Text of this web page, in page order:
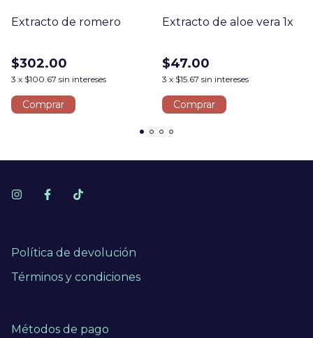
Extracto de romero
$302.00
3 x $100.67 sin intereses
Comprar
Extracto de aloe vera 1x
$47.00
3 x $15.67 sin intereses
Comprar
Política de devolución
Términos y condiciones
Métodos de pago